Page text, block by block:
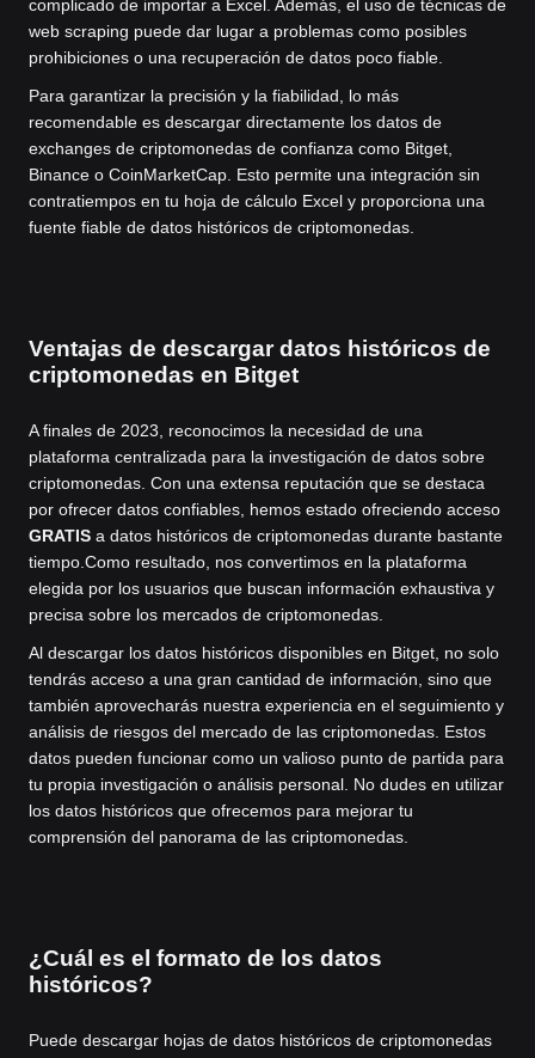
complicado de importar a Excel. Además, el uso de técnicas de
web scraping puede dar lugar a problemas como posibles
prohibiciones o una recuperación de datos poco fiable.
Para garantizar la precisión y la fiabilidad, lo más
recomendable es descargar directamente los datos de
exchanges de criptomonedas de confianza como Bitget,
Binance o CoinMarketCap. Esto permite una integración sin
contratiempos en tu hoja de cálculo Excel y proporciona una
fuente fiable de datos históricos de criptomonedas.
Ventajas de descargar datos históricos de
criptomonedas en Bitget
A finales de 2023, reconocimos la necesidad de una
plataforma centralizada para la investigación de datos sobre
criptomonedas. Con una extensa reputación que se destaca
por ofrecer datos confiables, hemos estado ofreciendo acceso
GRATIS a datos históricos de criptomonedas durante bastante
tiempo. Como resultado, nos convertimos en la plataforma
elegida por los usuarios que buscan información exhaustiva y
precisa sobre los mercados de criptomonedas.
Al descargar los datos históricos disponibles en Bitget, no solo
tendrás acceso a una gran cantidad de información, sino que
también aprovecharás nuestra experiencia en el seguimiento y
análisis de riesgos del mercado de las criptomonedas. Estos
datos pueden funcionar como un valioso punto de partida para
tu propia investigación o análisis personal. No dudes en utilizar
los datos históricos que ofrecemos para mejorar tu
comprensión del panorama de las criptomonedas.
¿Cuál es el formato de los datos
históricos?
Puede descargar hojas de datos históricos de criptomonedas